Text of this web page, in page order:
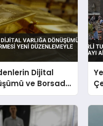
Dijital
ve Borsada
Yeni
Belirlendi